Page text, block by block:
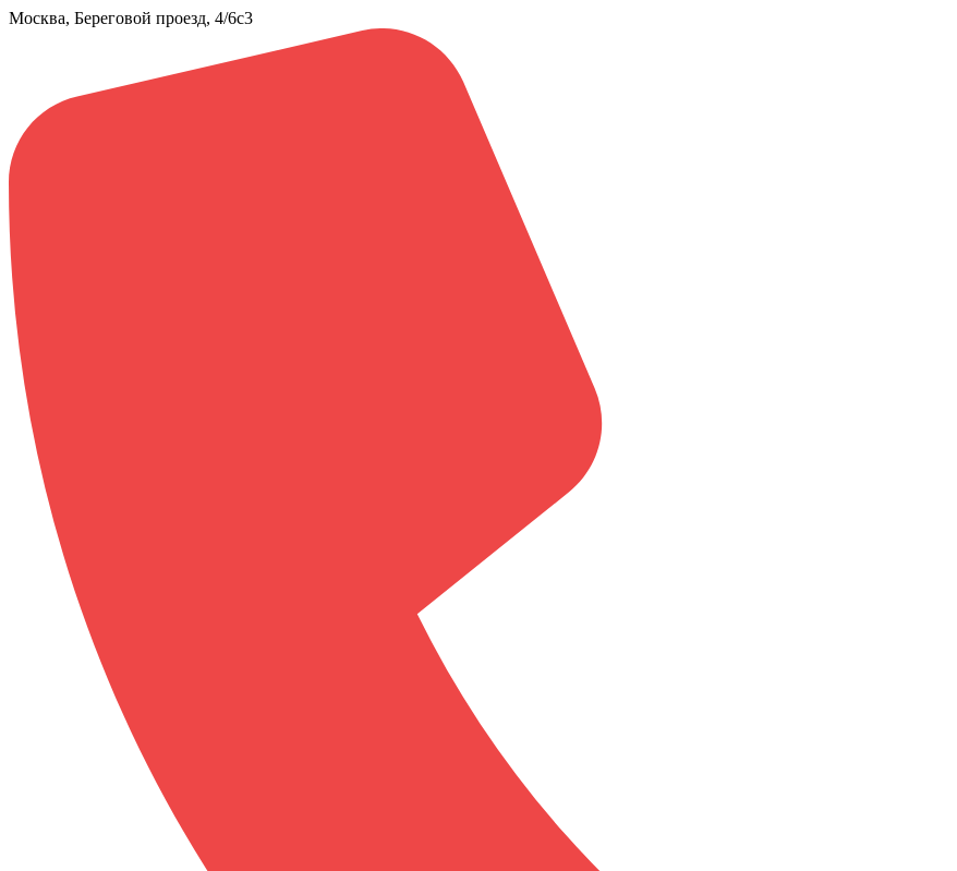
Москва, Береговой проезд, 4/6с3